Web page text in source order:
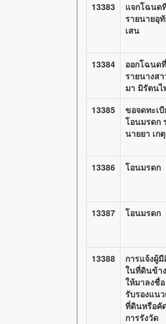
13383
แจกโฉนด
รายนายอุ
เสน
13384
ออกโฉนด
รายนางส
มา มิรัตนไ
13385
ขอจดทะเ
โอนมรดก
นายยา เก
13386
โอนมรดก
13387 โอนมรดก
13388
การแจ้งผู้
ในที่ดินข้า
ให้มาลงชื่อ
รับรองแน
ที่ดินหรือคั
การรังวัด